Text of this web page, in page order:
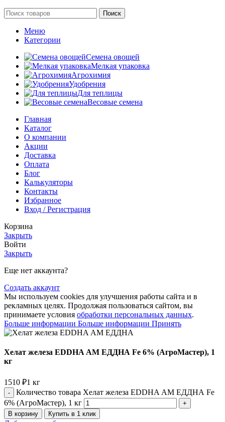
Поиск
Меню
Категории
Семена овощей
Мелкая упаковка
Агрохимия
Удобрения
Для теплицы
Весовые семена
Главная
Каталог
О компании
Акции
Доставка
Оплата
Блог
Калькуляторы
Контакты
Избранное
Вход / Регистрация
Корзина
Закрыть
Войти
Закрыть
Еще нет аккаунта?
Создать аккаунт
Мы используем cookies для улучшения работы сайта и в
рекламных целях. Продолжая пользоваться сайтом, вы
принимаете условия обработки персональных данных.
Больше информации Больше информации Принять
Хелат железа EDDHA АМ ЕДДНА Fe 6% (АгроМастер), 1
кг
1510 ₽1 кг
Количество товара Хелат железа EDDHA АМ ЕДДНА Fe
6% (АгроМастер), 1 кг
В корзину Купить в 1 клик